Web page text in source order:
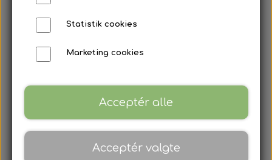
Statistik cookies
Marketing cookies
Acceptér alle
Acceptér valgte